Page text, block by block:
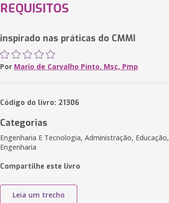
REQUISITOS
inspirado nas práticas do CMMI
Por Mario de Carvalho Pinto. Msc, Pmp
Código do livro: 21306
Categorias
Engenharia E Tecnologia, Administração, Educação,
Engenharia
Compartilhe este livro
Leia um trecho